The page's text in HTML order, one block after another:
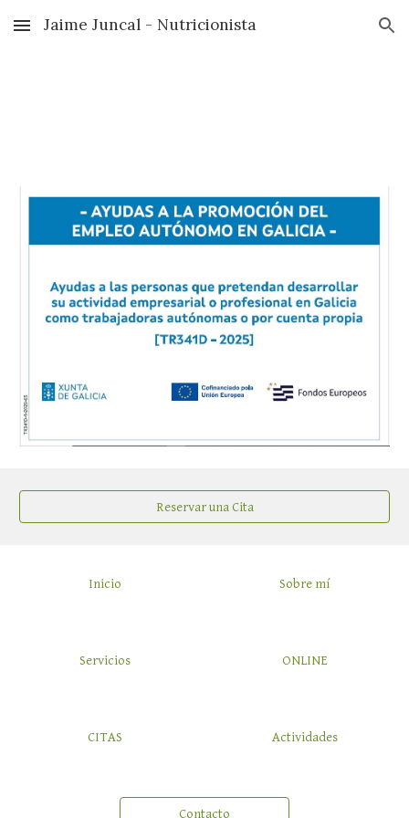
Skip to main content Skip to navigation
Jaime Juncal - Nutricionista
Reservar una Cita
Inicio Sobre mí
Servicios ONLINE
CITAS Actividades
Contacto